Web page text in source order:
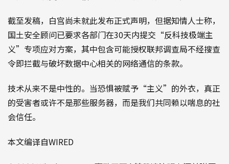
截至发稿，白宫尚未就此发布正式声明，但据知情人士称，
国土安全顾问已要求各部门在30天内提交“反科技极端主
义”专项应对方案，其中包含可能授权联邦调查局不经搜查
令即拦截与破坏数据中心相关的网络通信的条款。
技术从来不是中性的。当恐惧被赋予“主义”的外衣，真正
的受害者或许不是那些服务器，而是我们共同赖以喘息的社
会信任。
本文编译自WIRED